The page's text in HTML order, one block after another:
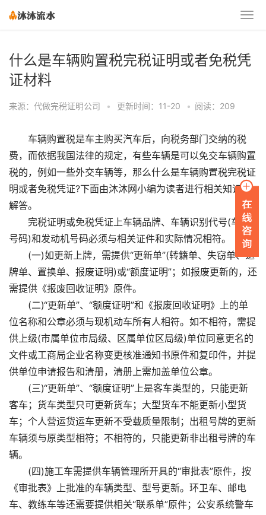
什么是车辆购置税完税证明或者免税凭
证材料
来源：代做完税证明公司 • 更新时间：11-20 • 阅读：209
车辆购置税是车主购买汽车后，向税务部门交纳的税
费，而依据我国法律的规定，有些车辆是可以免交车辆购置
税的，例如一些外交车辆等，那么什么是车辆购置税完税证
明或者免税凭证?下面由沐沐网小编为读者进行相关知识的
解答。
完税证明或免税凭证上车辆品牌、车辆识别代号(车架
号码)和发动机号码必须与相关证件和实际情况相符。
(一)如更新上牌，需提供“更新单”(转籍单、失窃单、退
牌单、置换单、报废证明)或“额度证明”；如报废更新的，还
需提供《报废回收证明》原件。
(二)“更新单”、“额度证明”和《报废回收证明》上的单
位名称和公章必须与现机动车所有人相符。如不相符，需提
供上级(市属单位市局级、区属单位区局级)单位同意更名的
文件或工商局企业名称变更核准通知书原件和复印件，并提
供单位申请报告和清册，清册上需加盖单位公章。
(三)“更新单”、“额度证明”上是客车类型的，只能更新
客车；货车类型只可更新货车；大型货车不能更新小型货
车；个人营运货运车更新不受载质量限制；出租号牌的更新
车辆须与原类型相符；不相符的，只能更新非出租号牌的车
辆。
(四)施工车需提供车辆管理所开具的“审批表”原件，按
《审批表》上批准的车辆类型、型号更新。环卫车、邮电
车、教练车等还需要提供相关“联系单”原件；公安系统警车